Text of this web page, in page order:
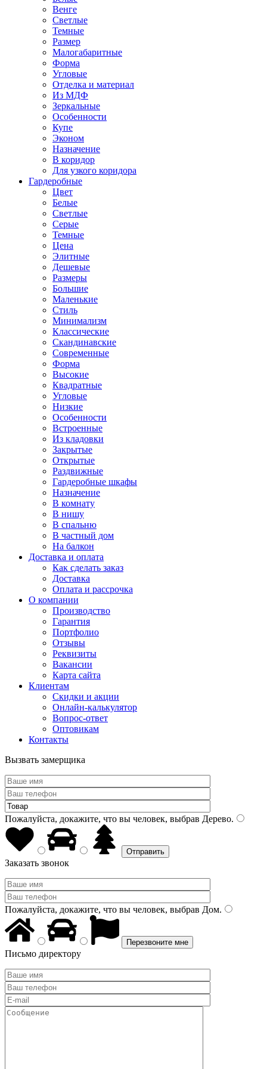
Венге
Светлые
Темные
Размер
Малогабаритные
Форма
Угловые
Отделка и материал
Из МДФ
Зеркальные
Особенности
Купе
Эконом
Назначение
В коридор
Для узкого коридора
Гардеробные
Цвет
Белые
Светлые
Серые
Темные
Цена
Элитные
Дешевые
Размеры
Большие
Маленькие
Стиль
Минимализм
Классические
Скандинавские
Современные
Форма
Высокие
Квадратные
Угловые
Низкие
Особенности
Встроенные
Из кладовки
Закрытые
Открытые
Раздвижные
Гардеробные шкафы
Назначение
В комнату
В нишу
В спальню
В частный дом
На балкон
Доставка и оплата
Как сделать заказ
Доставка
Оплата и рассрочка
О компании
Производство
Гарантия
Портфолио
Отзывы
Реквизиты
Вакансии
Карта сайта
Клиентам
Скидки и акции
Онлайн-калькулятор
Вопрос-ответ
Оптовикам
Контакты
Вызвать замерщика
Пожалуйста, докажите, что вы человек, выбрав Дерево.
Заказать звонок
Пожалуйста, докажите, что вы человек, выбрав Дом.
Письмо директору